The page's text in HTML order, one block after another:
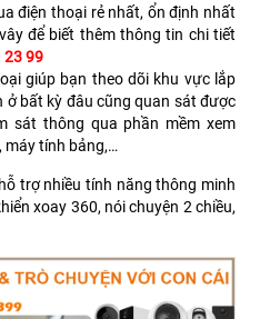
điện thoại rẻ nhất, ổn định nhất
để biết thêm thông tin chi tiết
23 99
giúp bạn theo dõi khu vực lắp
ở bất kỳ đâu cũng quan sát được
sát thông qua phần mềm xem
máy tính bảng,…
trợ nhiều tính năng thông minh
xoay 360, nói chuyện 2 chiều,